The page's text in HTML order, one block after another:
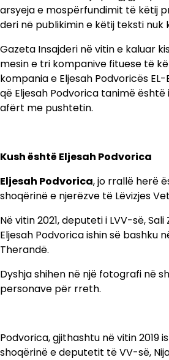
arsyeja e mospërfundimit të këtij
deri në publikimin e këtij teksti nuk
Gazeta Insajderi në vitin e kaluar
mesin e tri kompanive fituese të
kompania e Eljesah Podvoricës EL-
që Eljesah Podvorica tanimë është
afërt me pushtetin.
Kush është Eljesah Podvorica
Eljesah Podvorica, jo rrallë herë
shoqërinë e njerëzve të Lëvizjes
Në vitin 2021, deputeti i LVV-së,
Eljesah Podvorica ishin së bashku
Therandë.
Dyshja shihen në një fotografi në
personave për rreth.
Podvorica, gjithashtu në vitin 2019
shoqërinë e deputetit të VV-së,